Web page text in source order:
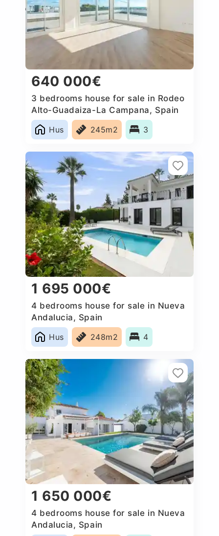
640 000€
3 bedrooms house for sale in Rodeo
Alto-Guadaiza-La Campana, Spain
Hus
245m2 3
1 695 000€
4 bedrooms house for sale in Nueva
Andalucia, Spain
Hus
248m2 4
1 650 000€
4 bedrooms house for sale in Nueva
Andalucia, Spain